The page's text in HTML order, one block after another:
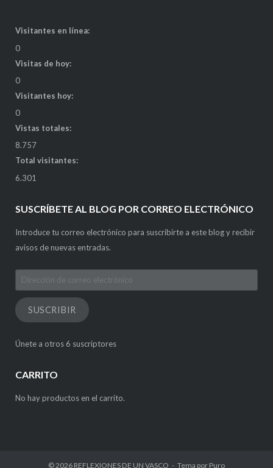
Visitantes en línea:
0
Visitas de hoy:
0
Visitantes hoy:
0
Vistas totales:
8.757
Total visitantes:
6.301
SUSCRÍBETE AL BLOG POR CORREO ELECTRÓNICO
Introduce tu correo electrónico para suscribirte a este blog y recibir
avisos de nuevas entradas.
Dirección
de
correo
electrónico
SUSCRIBIR
Únete a otros 6 suscriptores
CARRITO
No hay productos en el carrito.
© 2026 REFLEXIONES DE UN VASCO Tema por Puro